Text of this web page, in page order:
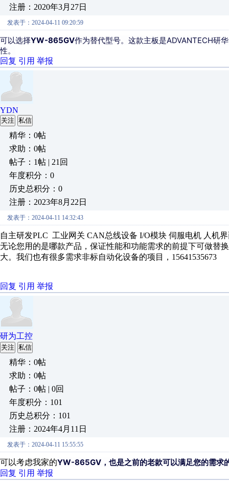
注册：2020年3月27日
发表于：2024-04-11 09:20:59
可以选择YW-865GV作为替代型号。这款主板是ADVANTECH研
性。
回复 引用 举报
YDN
关注 私信
精华：0帖
求助：0帖
帖子：1帖 | 21回
年度积分：0
历史总积分：0
注册：2023年8月22日
发表于：2024-04-11 14:32:43
自主研发PLC 工业网关 CAN总线设备 I/O模块 伺服电机 人机
无论您用的是哪款产品，保证性能和功能需求的前提下可做替
大。我们也有很多需求非标自动化设备的项目，
回复 引用 举报
研为工控
关注 私信
精华：0帖
求助：0帖
帖子：0帖 | 0回
年度积分：101
历史总积分：101
注册：2024年4月11日
发表于：2024-04-11 15:55:55
可以考虑我家的YW-865GV，也是之前的老款可以满足您的需求
回复 引用 举报